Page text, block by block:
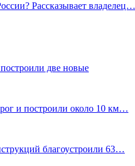
Рассказывает владелец…
две новые
и построили около 10 км…
благоустроили 63…